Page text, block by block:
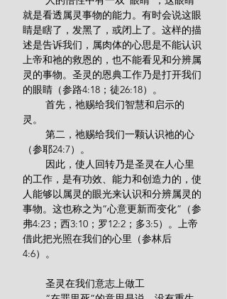
就是看透属灵事物的能力。有时会说这眼
睛是瞎了，发黑了，或闭上了。这样的描
述是告诉我们，属肉体的心思是不能认识
上帝和祂的救恩的，也不能看见和分辨属
灵的事物。圣灵的恩典工作乃是打开我们
的眼睛（参路4:18；徒26:18）。
灵。
（参耶24:7）。
的工作，是有功效、能力和创造力的，使
人能够以属灵的眼光来认识和分辨属灵的
事物。这也称之为“心意更新而变化”（参
弗4:23；西3:10；罗12:2；多3:5）。上帝
借此把光照在我们的心里（参林后
4:6）。
        圣灵在我们意志上做工